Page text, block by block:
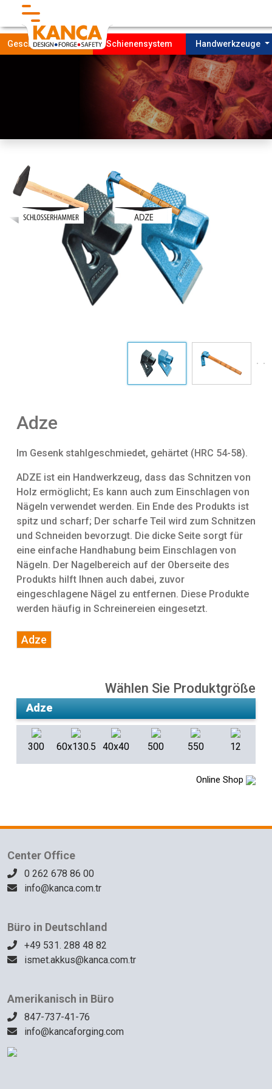
FORDERUNG
Produktıon
NACHHALTIGKEIT
Kontakt
Geschmiedete Teile Schienensystem Handwerkzeuge
Adze
Im Gesenk stahlgeschmiedet, gehärtet (HRC 54-58).
ADZE ist ein Handwerkzeug, dass das Schnitzen von
Holz ermöglicht; Es kann auch zum Einschlagen von
Nägeln verwendet werden. Ein Ende des Produkts ist
spitz und scharf; Der scharfe Teil wird zum Schnitzen
und Schneiden bevorzugt. Die dicke Seite sorgt für
eine einfache Handhabung beim Einschlagen von
Nägeln. Der Nagelbereich auf der Oberseite des
Produkts hilft Ihnen auch dabei, zuvor
eingeschlagene Nägel zu entfernen. Diese Produkte
werden häufig in Schreinereien eingesetzt.
Adze
Wählen Sie Produktgröße
300 60x130.5 40x40 500 550 12
Online Shop
Center Office
0 262 678 86 00
info@kanca.com.tr
Büro in Deutschland
+49 531. 288 48 82
ismet.akkus@kanca.com.tr
Amerikanisch in Büro
847-737-41-76
info@kancaforging.com